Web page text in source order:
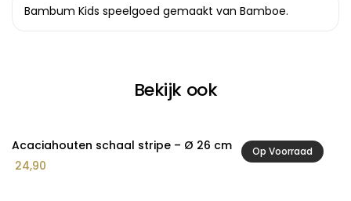
Bambum Kids speelgoed gemaakt van Bamboe.
Bekijk ook
Op Voorraad
Acaciahouten schaal stripe – Ø 26 cm
24,90